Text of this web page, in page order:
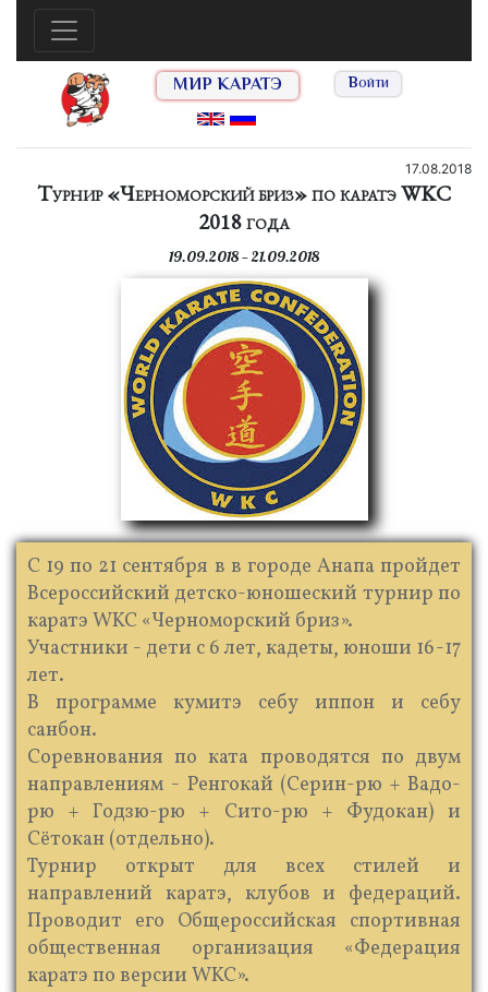
МИР КАРАТЭ Войти
17.08.2018
Турнир «Черноморский бриз» по каратэ WKC
2018 года
19.09.2018 — 21.09.2018
С 19 по 21 сентября в в городе Анапа пройдет
Всероссийский детско-юношеский турнир по
каратэ WKC «Черноморский бриз».
Участники - дети с 6 лет, кадеты, юноши 16-17
лет.
В программе кумитэ себу иппон и себу
санбон.
Соревнования по ката проводятся по двум
направлениям - Ренгокай (Серин-рю + Вадо-
рю + Годзю-рю + Сито-рю + Фудокан) и
Сётокан (отдельно).
Турнир открыт для всех стилей и
направлений каратэ, клубов и федераций.
Проводит его Общероссийская спортивная
общественная организация «Федерация
каратэ по версии WKC».